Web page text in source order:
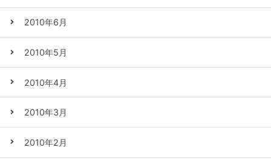
2010年6月
2010年5月
2010年4月
2010年3月
2010年2月